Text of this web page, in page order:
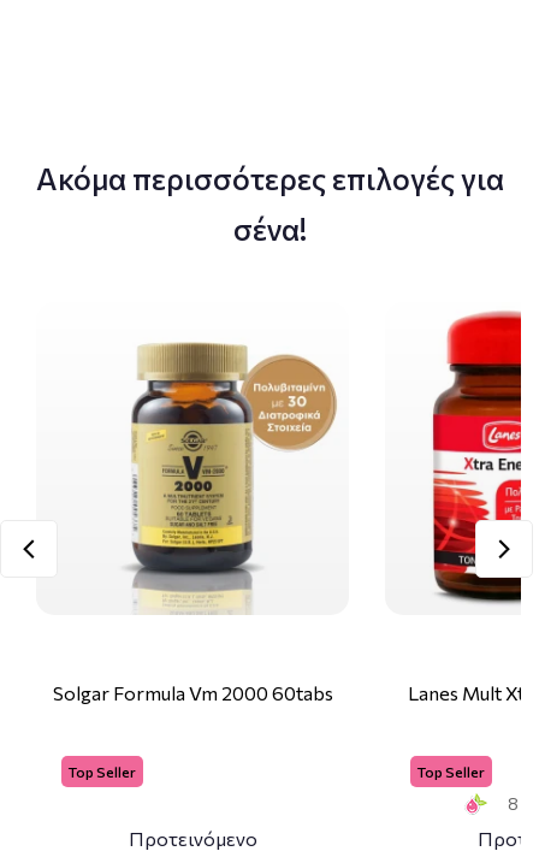
Ακόμα περισσότερες επιλογές για
σένα!
Solgar Formula Vm 2000 60tabs
Top Seller
Προτεινόμενο
Lanes Mult
Top Seller
8